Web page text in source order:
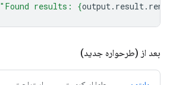
"Found results: {output. result.
بعد از (طرحواره جدید)